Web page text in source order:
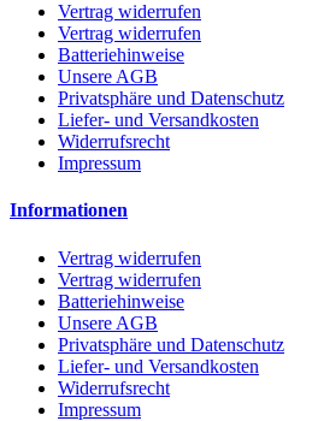
Vertrag widerrufen
Vertrag widerrufen
Batteriehinweise
Unsere AGB
Privatsphäre und Datenschutz
Liefer- und Versandkosten
Widerrufsrecht
Impressum
Informationen
Vertrag widerrufen
Vertrag widerrufen
Batteriehinweise
Unsere AGB
Privatsphäre und Datenschutz
Liefer- und Versandkosten
Widerrufsrecht
Impressum